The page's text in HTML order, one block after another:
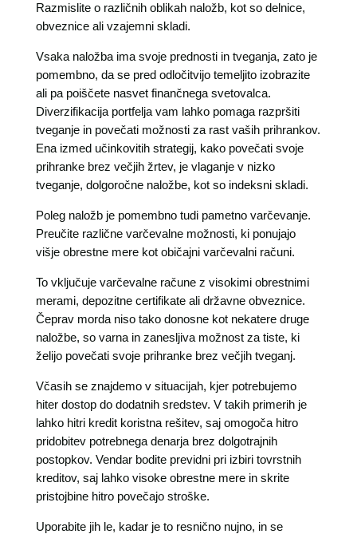
Razmislite o različnih oblikah naložb, kot so delnice,
obveznice ali vzajemni skladi.
Vsaka naložba ima svoje prednosti in tveganja, zato je
pomembno, da se pred odločitvijo temeljito izobrazite
ali pa poiščete nasvet finančnega svetovalca.
Diverzifikacija portfelja vam lahko pomaga razpršiti
tveganje in povečati možnosti za rast vaših prihrankov.
Ena izmed učinkovitih strategij, kako povečati svoje
prihranke brez večjih žrtev, je vlaganje v nizko
tveganje, dolgoročne naložbe, kot so indeksni skladi.
Poleg naložb je pomembno tudi pametno varčevanje.
Preučite različne varčevalne možnosti, ki ponujajo
višje obrestne mere kot običajni varčevalni računi.
To vključuje varčevalne račune z visokimi obrestnimi
merami, depozitne certifikate ali državne obveznice.
Čeprav morda niso tako donosne kot nekatere druge
naložbe, so varna in zanesljiva možnost za tiste, ki
želijo povečati svoje prihranke brez večjih tveganj.
Včasih se znajdemo v situacijah, kjer potrebujemo
hiter dostop do dodatnih sredstev. V takih primerih je
lahko hitri kredit koristna rešitev, saj omogoča hitro
pridobitev potrebnega denarja brez dolgotrajnih
postopkov. Vendar bodite previdni pri izbiri tovrstnih
kreditov, saj lahko visoke obrestne mere in skrite
pristojbine hitro povečajo stroške.
Uporabite jih le, kadar je to resnično nujno, in se